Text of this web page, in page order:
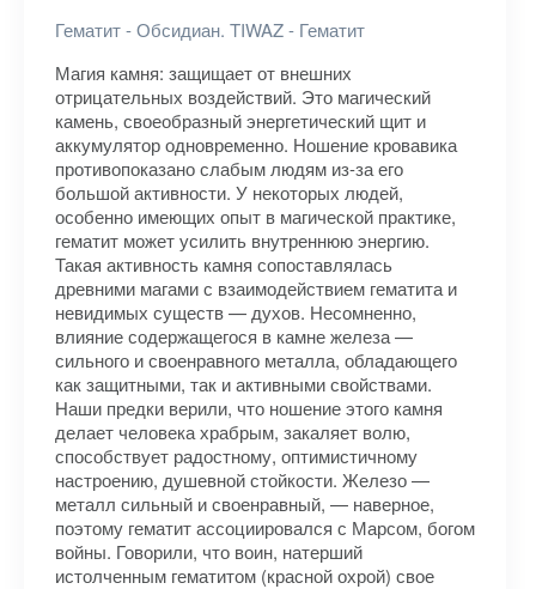
Гематит - Обсидиан. TIWAZ - Гематит
Магия камня: защищает от внешних
отрицательных воздействий. Это магический
камень, своеобразный энергетический щит и
аккумулятор одновременно. Ношение кровавика
противопоказано слабым людям из-за его
большой активности. У некоторых людей,
особенно имеющих опыт в магической практике,
гематит может усилить внутреннюю энергию.
Такая активность камня сопоставлялась
древними магами с взаимодействием гематита и
невидимых существ — духов. Несомненно,
влияние содержащегося в камне железа —
сильного и своенравного металла, обладающего
как защитными, так и активными свойствами.
Наши предки верили, что ношение этого камня
делает человека храбрым, закаляет волю,
способствует радостному, оптимистичному
настроению, душевной стойкости. Железо —
металл сильный и своенравный, — наверное,
поэтому гематит ассоциировался с Марсом, богом
войны. Говорили, что воин, натерший
истолченным гематитом (красной охрой) свое